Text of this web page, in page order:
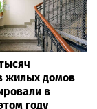
жилых домов
в
году